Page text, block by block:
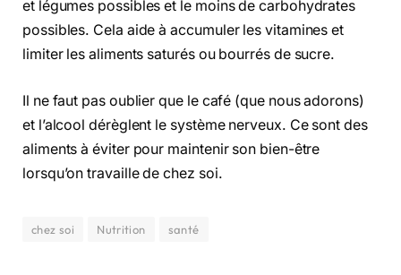
et légumes possibles et le moins de carbohydrates
possibles. Cela aide à accumuler les vitamines et
limiter les aliments saturés ou bourrés de sucre.
Il ne faut pas oublier que le café (que nous adorons)
et l’alcool dérèglent le système nerveux. Ce sont des
aliments à éviter pour maintenir son bien-être
lorsqu’on travaille de chez soi.
chez soi Nutrition santé